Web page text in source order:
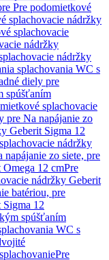
Pre podomietkové
splachovacie nádržky
splachovacie
nádržky
nádržky
splachovania WC s
diely pre
spúšťaním
splachovacie
pre Na napájanie zo
Geberit Sigma 12
nádržky
zo siete, pre
12 cmPre
nádržky Geberit
batériou, pre
12
spúšťaním
WC s
Pre